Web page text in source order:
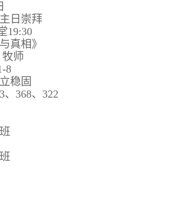
日崇拜
19:30
真相》
师
8
稳固
、368、322